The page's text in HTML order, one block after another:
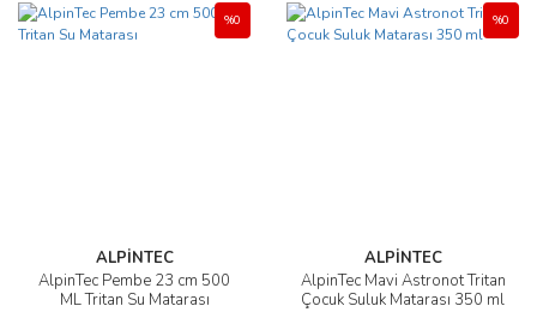
ALPİNTEC
AlpinTec Pembe 23 cm 500
ML Tritan Su Matarası
%0
ALPİNTEC
AlpinTec Mavi Astronot Tritan
Çocuk Suluk Matarası 350 ml
%0